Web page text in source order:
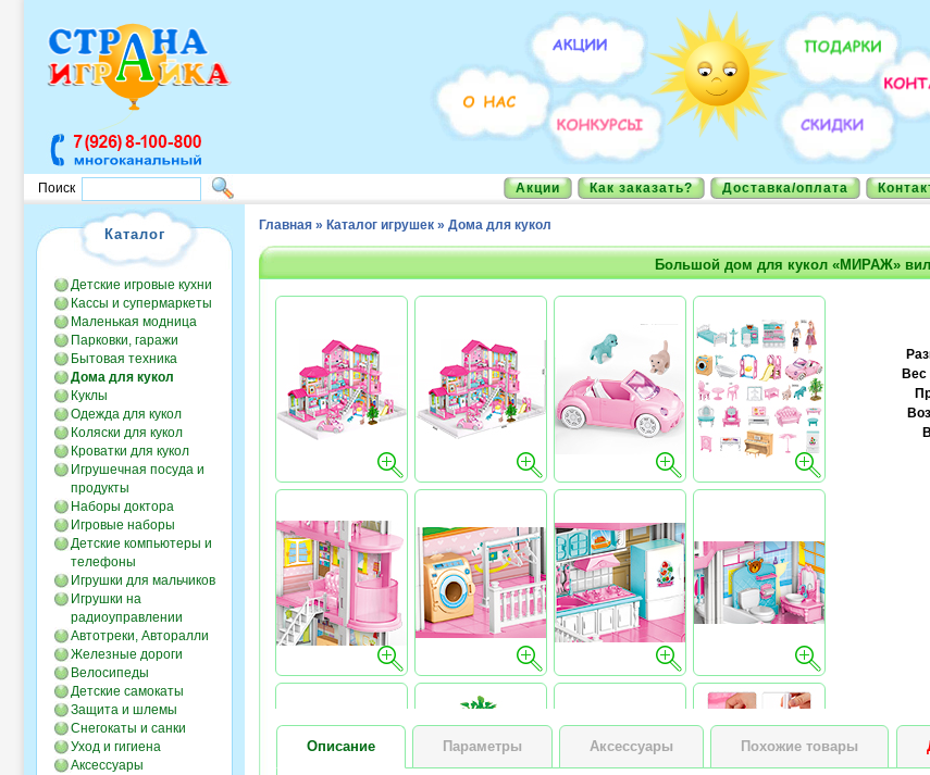
Поиск Акции Как заказать? Доставка/оплата
Каталог
Детские игровые кухни
Кассы и супермаркеты
Маленькая модница
Парковки, гаражи
Бытовая техника
Дома для кукол
Куклы
Одежда для кукол
Коляски для кукол
Кроватки для кукол
Игрушечная посуда и
продукты
Наборы доктора
Игровые наборы
Детские компьютеры и
телефоны
Игрушки для мальчиков
Игрушки на
радиоуправлении
Автотреки, Авторалли
Железные дороги
Велосипеды
Детские самокаты
Защита и шлемы
Снегокаты и санки
Уход и гигиена
Аксессуары
Главная » Каталог игрушек » Дома для кукол
Большой дом для кукол «МИРАЖ»
Вес
Описание Параметры Аксессуары Похожие товары